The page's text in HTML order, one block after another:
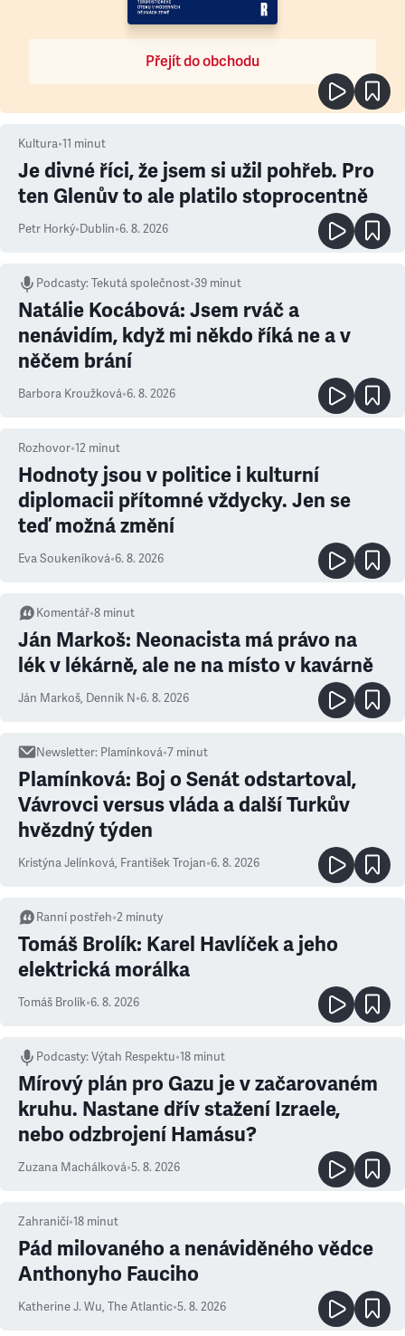
Přejít do obchodu
Kultura•11 minut
Je divné říci, že jsem si užil pohřeb. Pro
ten Glenův to ale platilo stoprocentně
Petr Horký•Dublin•6. 8. 2026
Podcasty:Tekutá společnost•39 minut
Natálie Kocábová: Jsem rváč a
nenávidím, když mi někdo říká ne a v
něčem brání
Barbora Kroužková•6. 8. 2026
Rozhovor•12 minut
Hodnoty jsou v politice i kulturní
diplomacii přítomné vždycky. Jen se
teď možná změní
Eva Soukeníková•6. 8. 2026
Komentář•8 minut
Ján Markoš: Neonacista má právo na
lék v lékárně, ale ne na místo v kavárně
Ján Markoš, Denník N•6. 8. 2026
Newsletter: Plamínková•7 minut
Plamínková: Boj o Senát odstartoval,
Vávrovci versus vláda a další Turkův
hvězdný týden
Kristýna Jelínková, František Trojan•6. 8. 2026
Ranní postřeh•2 minuty
Tomáš Brolík: Karel Havlíček a jeho
elektrická morálka
Tomáš Brolík•6. 8. 2026
Podcasty:Výtah Respektu•18 minut
Mírový plán pro Gazu je v začarovaném
kruhu. Nastane dřív stažení Izraele,
nebo odzbrojení Hamásu?
Zuzana Machálková•5. 8. 2026
Zahraničí•18 minut
Pád milovaného a nenáviděného vědce
Anthonyho Fauciho
Katherine J. Wu, The Atlantic•5. 8. 2026